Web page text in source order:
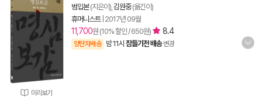
미리보기
범입본(지은이), 김원중(옮긴이)
휴머니스트| 2017년 09월
11,700원 (10% 할인 / 650원) 8.4
양탄자배송 밤 11시 잠들기전 배송 변경